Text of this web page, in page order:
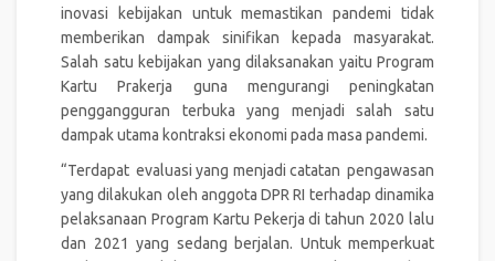
inovasi kebijakan untuk memastikan pandemi tidak
memberikan dampak sinifikan kepada masyarakat.
Salah satu kebijakan yang dilaksanakan yaitu Program
Kartu Prakerja guna mengurangi peningkatan
penggangguran terbuka yang menjadi salah satu
dampak utama kontraksi ekonomi pada masa pandemi.
“Terdapat evaluasi yang menjadi catatan pengawasan
yang dilakukan oleh anggota DPR RI terhadap dinamika
pelaksanaan Program Kartu Pekerja di tahun 2020 lalu
dan 2021 yang sedang berjalan. Untuk memperkuat